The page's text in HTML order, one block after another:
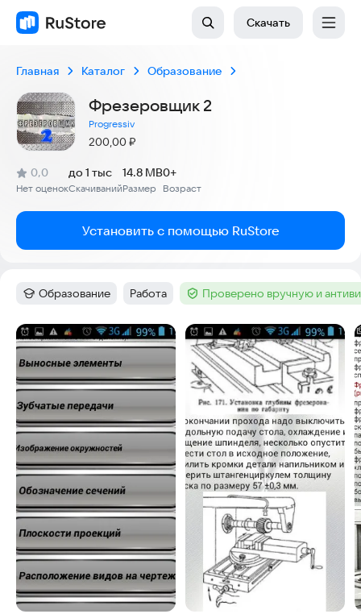
Скачать
Главная Каталог Образование
Фрезеровщик 2
Progressiv
Цена:
200,00₽
Рейтинг:
0,0
(
Нет оценок
)
Скачиваний
до 1 тыс
Размер
14.8 MB
Возраст
0+
Установить с помощью RuStore
Категория:
Образование Тег:
Работа Тег :Проверено вручную и
Скриншоты